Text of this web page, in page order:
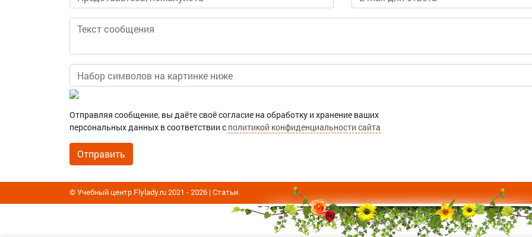
Отправляя сообщение, вы даёте своё согласие на обработку и хранение ваших
персональных данных в соответствии с политикой конфиденциальности сайта
© Учебный центр Flylady.ru 2021 - 2026 |Статьи